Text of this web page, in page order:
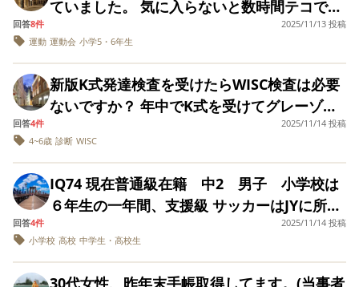
あげて下さいと伝えたばかりです。
(息子の支援目標も、自分の気持ちを言語化するです)
また班練習に付いても、先生が授業内で｢練習時間の足り
ない班は、各自集まって練習しなさい｣とは言ってたけ
ど、集まる詳しい話は無かったと。
でも息子だけが初回練習(昼休み)を知らず…校庭に遊びに
行ってしまい、班の女子が支援級に呼びに来て、息子は支
援級担任に怒られる事がありました。
この時もいつ言われたかはなーなーで、息子の聞き漏らし
扱いになってます。
翌日から支援級担任が付き添って、昼休みは交流級に行く
事になりましたが。
な部分は、数の暗唱
あるもので緊張した
状態のときに持って
いる力を発揮できな
いという話でした。
士や保健師の方に
は、集団保育の様子
を2回にわたり見てい
ただきました。そこ
る。意見も言えてい
た。ただ、活発な子
普通級のみで構成した方が休み時間に教室内で出来るので
楽でしょうしね。お子さんも発表練習しなくてはいけない
というのを分かっていたのであれば「いつやる？」と自分
から聞かないといけなかったと思います。 交流担任にと
っても支援級の子は一時的にお預かりしている子に過ぎな
いので、１人の子を特別扱いは出来ないですしそれを求め
るのであれば大阪の様な入り込みしてよってなると思いま
す。 ものすごく熱心にやってくれる交流担任の年もあり
ましたが、基本交流担任は「迷惑かけないなら来てもいい
よ」というスタンスです。 交流先で自己主張が出来ない
から気にかけて欲しいはまず無理です。 座席の位置もず
っと居る訳ではないので出入りしやすい一番後ろの一番隅
でした。 お子さんの課題に対処すべきは支援級なので支
援級で練習あるのみですね。
た。あまりに寝耳に水のことで、これが抜毛
症の原因だったのかと思う反面、現在症状も
出ておらず学校での授業も問題ない場合でも
今後支援級を検討していった方がいいのでし
ょうか？ とりあえず学校には相談するとして
今後本人への告知を含めどのようにしていく
のか見当がつきません…
ていました。 気に入らないと数時間テコでも
動かないとか、小学校に上がっても時間の概
念がなく、時間に間に合うように行動するよ
備せず、結果時間になっても準備が間に合わ
ないので良くても遅刻、後から教室に入って
いくのが嫌だからと行かない。 時間の問題が
少し進歩してきた4年生では担任の先生と合わ
ない事が理由で遅刻や欠席は変わらない状態
が続き、運動会のダンスで注目されるのが嫌
だとそこから保健室登校に。 5年生で担任が
替わるタイミングで復活できるかと思いき
や、初日の担任の意気込みをマイナスに捉え
回答8件
2025/11/13 投稿
運動 運動会 小学5・6年生
新版K式発達検査を受けたらWISC検査は必要
ないですか？ 年中でK式を受けてグレーゾー
ンと言われ、市から紹介された病院では
ADHDと診断を受け療育に通い始めました。
ています。 在園している園でWISC検査を有
料で受けられるようなので、もし受けること
で子供のためになることがあるなら受けよう
かと思うのですが、それぞれの検査でわかる
ことは違うのでしょうか？ ちなみに市から紹
回答4件
2025/11/14 投稿
4~6歳 診断 WISC
IQ74 現在普通級在籍 中2 男子 小学校は
６年生の一年間、支援級 サッカーはJYに所属
しているが・・・伸び悩み中・・・来年高校
受験・・・ 手帳あり 私は、サッカーで高校へ
回答4件
2025/11/14 投稿
小学校 高校 中学生・高校生
30代女性、昨年末手帳取得してます。(当事者